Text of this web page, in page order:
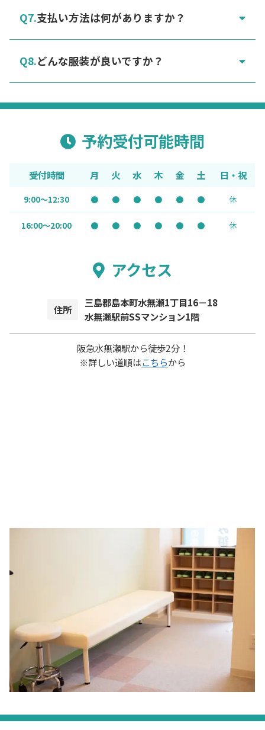
支払い方法は何がありますか？
どんな服装が良いですか？
予約受付可能時間
受付時間 月 火 水 木 金 土 日・祝
9:00～12:30 ● ● ● ● ● ● 休
16:00～20:00 ● ● ● ● ● ● 休
アクセス
住所
三島郡島本町水無瀬1丁目16－18
水無瀬駅前SSマンション1階
阪急水無瀬駅から徒歩2分！
※詳しい道順はこちらから